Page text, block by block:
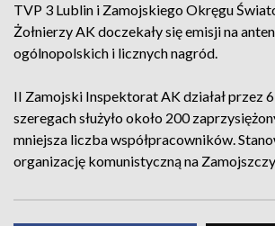
TVP 3 Lublin i Zamojskiego Okręgu
Żołnierzy AK doczekały się emisji na
ogólnopolskich i licznych nagród.
II Zamojski Inspektorat AK działał przez
szeregach służyło około 200
mniejsza liczba współpracowników.
organizację komunistyczną na